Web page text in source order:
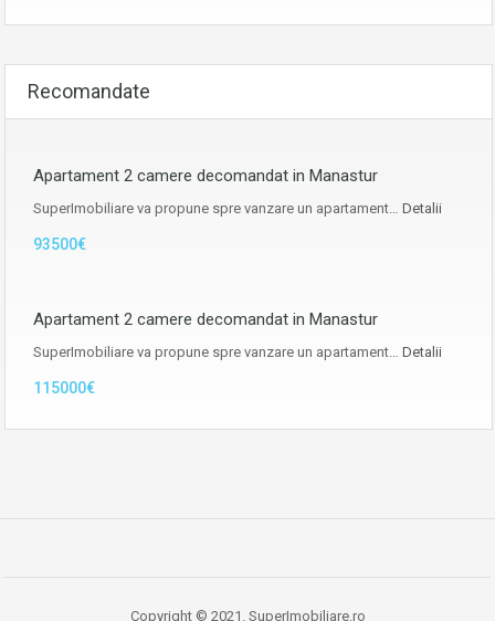
Recomandate
Apartament 2 camere decomandat in Manastur
SuperImobiliare va propune spre vanzare un apartament… Detalii
93500€
Apartament 2 camere decomandat in Manastur
SuperImobiliare va propune spre vanzare un apartament… Detalii
115000€
Copyright © 2021. SuperImobiliare.ro